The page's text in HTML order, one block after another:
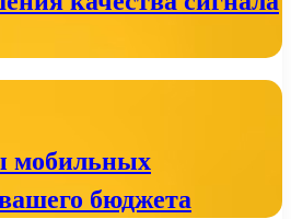
мобильных
бюджета